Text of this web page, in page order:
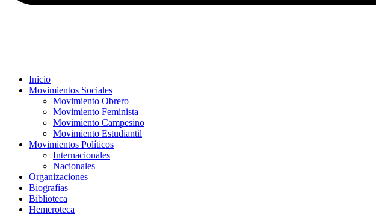
Inicio
Movimientos Sociales
Movimiento Obrero
Movimiento Feminista
Movimiento Campesino
Movimiento Estudiantil
Movimientos Políticos
Internacionales
Nacionales
Organizaciones
Biografías
Biblioteca
Hemeroteca